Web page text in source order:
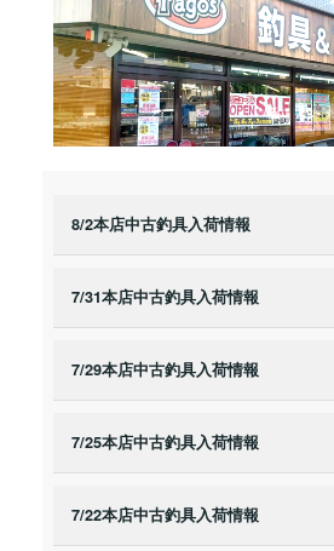
8/2本店中古釣具入荷情報
7/31本店中古釣具入荷情報
7/29本店中古釣具入荷情報
7/25本店中古釣具入荷情報
7/22本店中古釣具入荷情報